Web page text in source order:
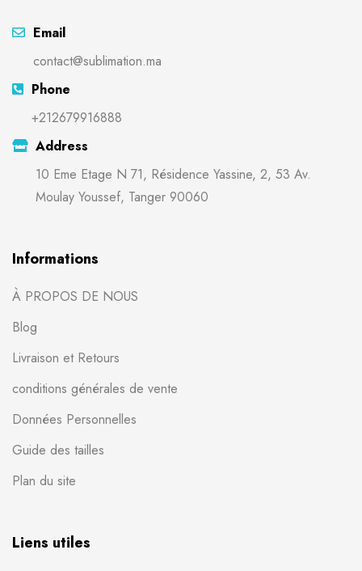
Email
contact@sublimation.ma
Phone
+212679916888
Address
10 Eme Etage N 71, Résidence Yassine, 2, 53 Av.
Moulay Youssef, Tanger 90060
Informations
À PROPOS DE NOUS
Blog
Livraison et Retours
conditions générales de vente
Données Personnelles
Guide des tailles
Plan du site
Liens utiles